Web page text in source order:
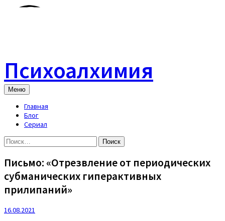
Психоалхимия
Меню
Главная
Блог
Сериал
Найти:
Письмо: «Отрезвление от периодических
субманических гиперактивных
прилипаний»
16.08.2021